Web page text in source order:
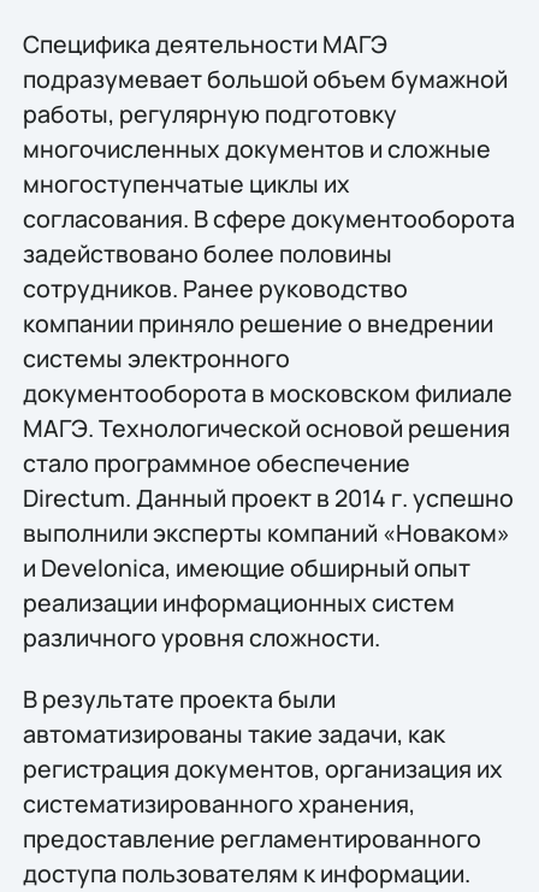
Специфика деятельности МАГЭ
подразумевает большой объем бумажной
работы, регулярную подготовку
многочисленных документов и сложные
многоступенчатые циклы их
согласования. В сфере документооборота
задействовано более половины
сотрудников. Ранее руководство
компании приняло решение о внедрении
системы электронного
документооборота в московском филиале
МАГЭ. Технологической основой решения
стало программное обеспечение
Directum. Данный проект в 2014 г. успешно
выполнили эксперты компаний «Новаком»
и Develonica, имеющие обширный опыт
реализации информационных систем
различного уровня сложности.
В результате проекта были
автоматизированы такие задачи, как
регистрация документов, организация их
систематизированного хранения,
предоставление регламентированного
доступа пользователям к информации.